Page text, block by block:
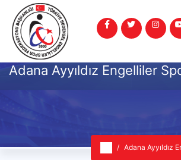
Adana Ayyıldız Engelliler
Adana Ayyıldız